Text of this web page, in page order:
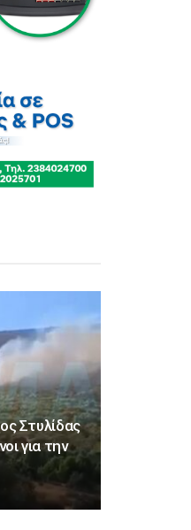
Στυλίδας
για την